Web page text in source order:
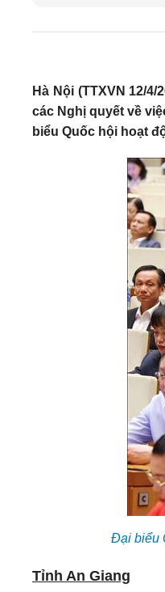
Hà Nội (TTXVN 12/
các Nghị quyết về
biểu Quốc hội hoạt
Đại biểu
Tỉnh An Giang